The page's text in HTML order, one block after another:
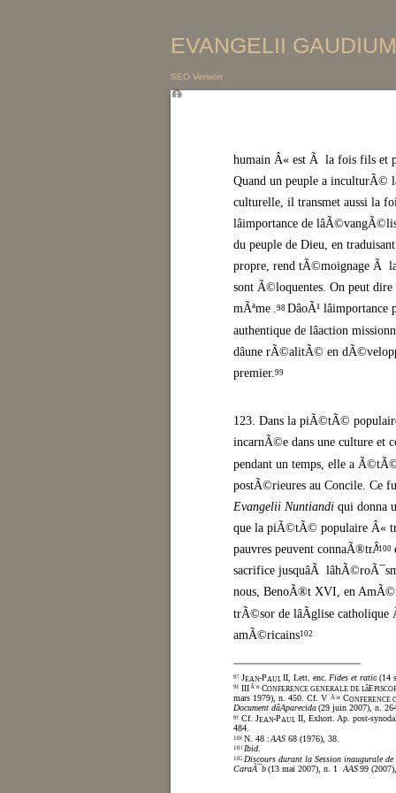
EVANGELII
humain Â« est Ã la fois fils et
Quand un peuple a inculturÃ©
culturelle, il transmet aussi la foi
lâimportance de
du peuple de Dieu, en
propre, rend tÃ©moignage Ã la
sont Ã©loquentes. On peut dire
mÃªme Â»
.98 DâoÃ¹
authentique de lâaction
dâune rÃ©alitÃ© en
premier.99
123. Dans la piÃ©tÃ©
incarnÃ©e dans une culture et
pendant un temps, elle a Ã©tÃ©
postÃ©rieures au Concile. Ce
Evangelii Nuntiandi qui donna
que la piÃ©tÃ© populaire Â«
pauvres peuvent connaÃ®treÂ»
100
sacrifice jusquâÃ
nous, BenoÃ®t XVI, en
trÃ©sor de lâÃglise catholique
amÃ©ricains Â».
102
97 JEAN-PAUL II, Lett. enc. Fides et ratio (14
98 III Ã¨meCONFERENCE GENERALE DE LâE
mars 1979), n. 450. Cf. V Ã¨meCONFERENCE
Document dâAparecida (29 juin 2007), n.
99 Cf. JEAN-PAUL II, Exhort. Ap. post-
484.
100 N. 48 :AAS 68 (1976), 38.
101 Ibid.
102 Discours durant la Session inaugurale de
CaraÃ¯bes(13 mai 2007), n. 1 : AAS 99
SEO Version